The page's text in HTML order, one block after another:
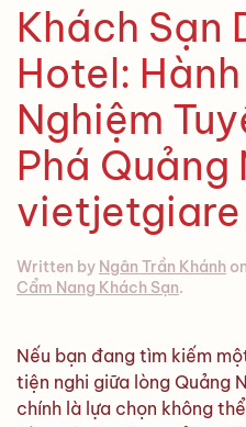
Khách Sạn
Hotel:
Nghiệm
Phá Quảng
vietjetgiare
Written by Ngân Trần Khánh on
Cẩm Nang Khách Sạn.
Nếu bạn đang tìm kiếm
tiện nghi giữa lòng Quảng
chính là lựa chọn không